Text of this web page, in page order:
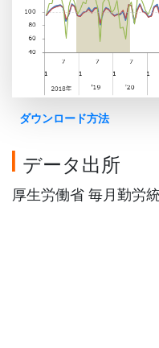
ダウンロード方法
データ出所
厚生労働省 毎月勤労